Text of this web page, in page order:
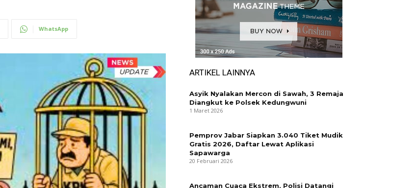
WhatsApp
ARTIKEL LAINNYA
Asyik Nyalakan Mercon di Sawah, 3 Remaja
Diangkut ke Polsek Kedungwuni
1 Maret 2026
Pemprov Jabar Siapkan 3.040 Tiket Mudik
Gratis 2026, Daftar Lewat Aplikasi
Sapawarga
20 Februari 2026
Ancaman Cuaca Ekstrem, Polisi Datangi